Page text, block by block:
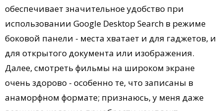
обеспечивает значительное удобство при
использовании Google Desktop Search в режиме
боковой панели - места хватает и для гаджетов, и
для открытого документа или изображения.
Далее, смотреть фильмы на широком экране
очень здорово - особенно те, что записаны в
анаморфном формате; признаюсь, у меня даже